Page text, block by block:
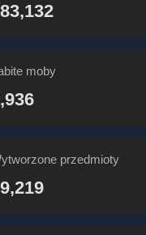
moby
przedmioty